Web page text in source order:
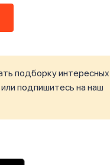
подборку интересных
или подпишитесь на наш